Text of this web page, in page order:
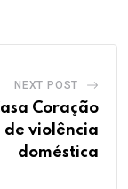
NEXT POST
Coração
de violência
doméstica